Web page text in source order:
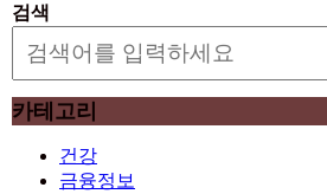
검색
카테고리
건강
금융정보